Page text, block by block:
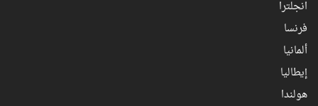
انجلترا
فرنسا
ألمانيا
إيطاليا
هولندا